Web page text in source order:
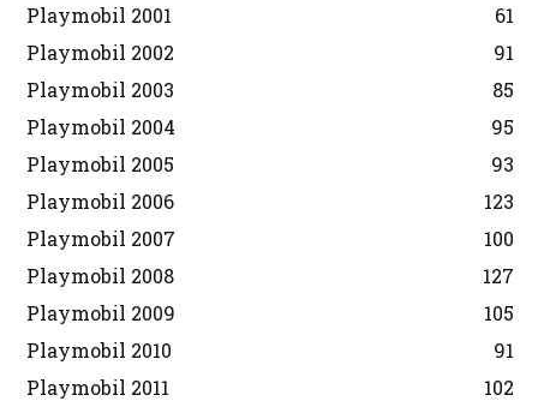
Playmobil 2001
61
Playmobil 2002
91
Playmobil 2003
85
Playmobil 2004
95
Playmobil 2005
93
Playmobil 2006
123
Playmobil 2007
100
Playmobil 2008
127
Playmobil 2009
105
Playmobil 2010
91
Playmobil 2011
102